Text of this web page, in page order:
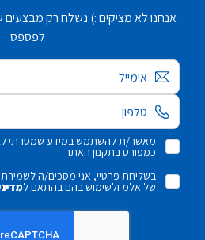
אנחנו לא מציקים :) נשלח רק מבצעים
לפספס
אימייל
מאשר/ת להשתמש במידע שמסרתי
כמפורט בתקנון האתר
בשליחת פרטיי, אני מסכים/ה לשמירת
של אלמ ולשימוש בהם בהתאם ל